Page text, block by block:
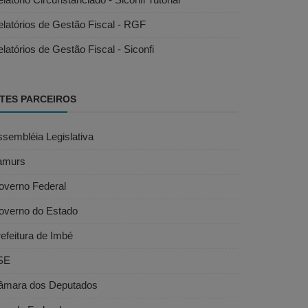
de Gestão Fiscal - RGF
de Gestão Fiscal - Siconfi
PARCEIROS
Legislativa
Federal
do Estado
de Imbé
dos Deputados